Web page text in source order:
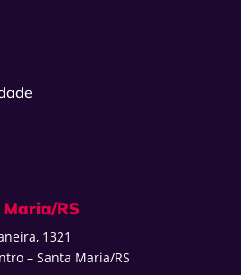
RS
1321
– Santa Maria/RS